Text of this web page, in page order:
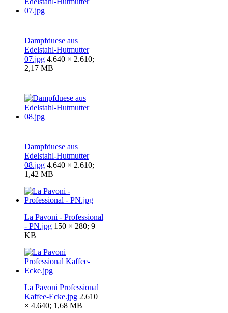
Dampfduese aus
Edelstahl-Hutmutter
07.jpg 4.640 × 2.610;
2,17 MB
Dampfduese aus
Edelstahl-Hutmutter
08.jpg 4.640 × 2.610;
1,42 MB
La Pavoni - Professional
- PN.jpg 150 × 280; 9
KB
La Pavoni Professional
Kaffee-Ecke.jpg 2.610
× 4.640; 1,68 MB